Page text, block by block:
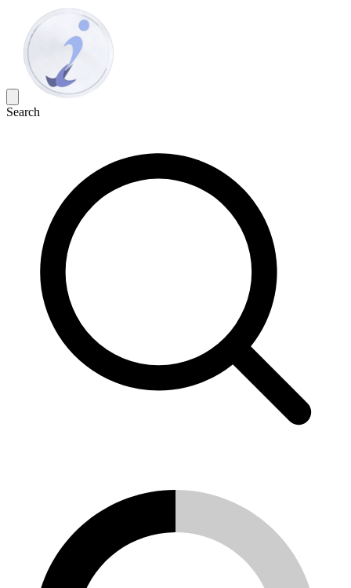
Search